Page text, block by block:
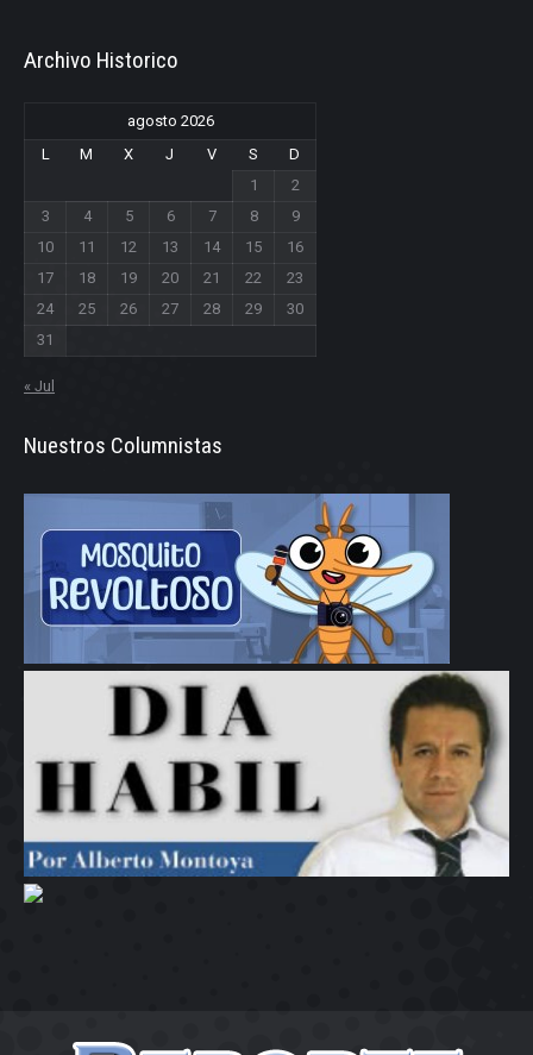
Archivo Historico
agosto 2026
L
M X J V S
D
1
2
3
4 5 6 7 8
9
10
11 12 13 14 15
16
17
18 19 20 21 22
23
24
25 26 27 28 29
30
31
« Jul
Nuestros Columnistas